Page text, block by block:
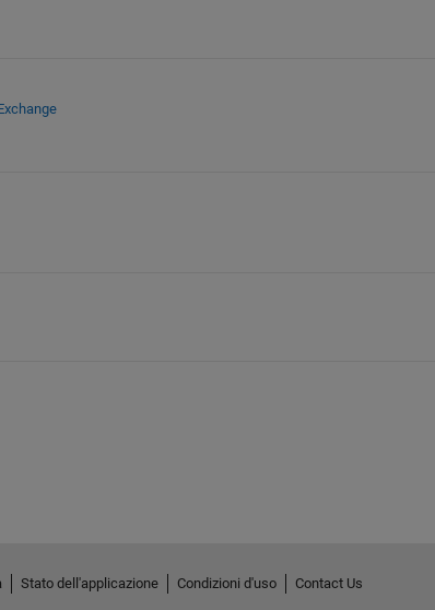
Stato dell'applicazione Condizioni d'uso
Contact Us